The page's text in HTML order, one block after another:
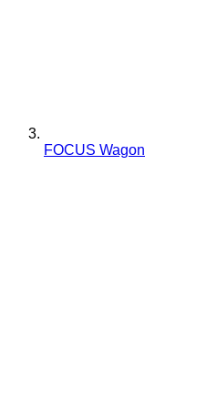
FOCUS Wagon